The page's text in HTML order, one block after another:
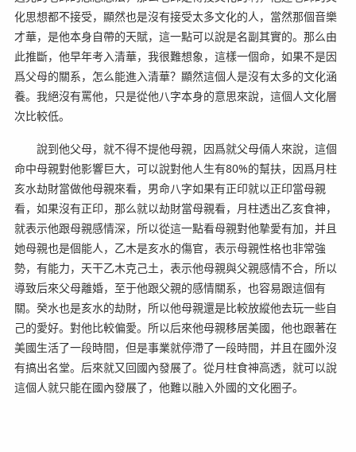
化思想都不接受，顯然也是沒有接受太多文化的人，當然那個音樂
才華，是他本身自帶的天賦，這一點可以說是名副其實的。那么由
此推斷，他早年考入清華，我很難想象，這樣一個命，如果不是因
爲父母的關系，怎么能進入清華？顯然這個人是沒有太多的文化涵
養。我絕沒有罵他，只是從他八字本身的意思來說，這個人文化層
次比較低。
說到他父母，就不得不提他母親，因爲就父母倆人來說，這個
命中母親對他影響巨大，可以說對他人生有80%的幫扶，因爲月柱
亥水劫財當做他母親來看，男命八字如果有正印就以正印當母親
看，如果沒有正印，那么就以劫財當母親看，月柱透出乙亥食神，
就表示他跟母親感情深，所以從這一點看母親對他摯愛有加，并且
她母親也是個能人，乙木是亥水的傷官，表示母親性格也非常強
勢，有能力，天干乙木克己土，表示他母親與父親感情不合，所以
導致后來父母離婚，至于他跟父親的感情關系，也容易跟這個有
關。癸水也是亥水的劫財，所以他母親還是比較放縱他去玩一些自
己的愛好。對他比較偏愛。所以后來他母親移居美國，他也跟著在
美國生活了一段時間，但是事業就停滯了一段時間，并且在國外沒
有搞出名堂。后來就又回國內發展了。從月柱食神高透，就可以說
這個人就只能在國內發展了，他難以融入外國的文化圈子。